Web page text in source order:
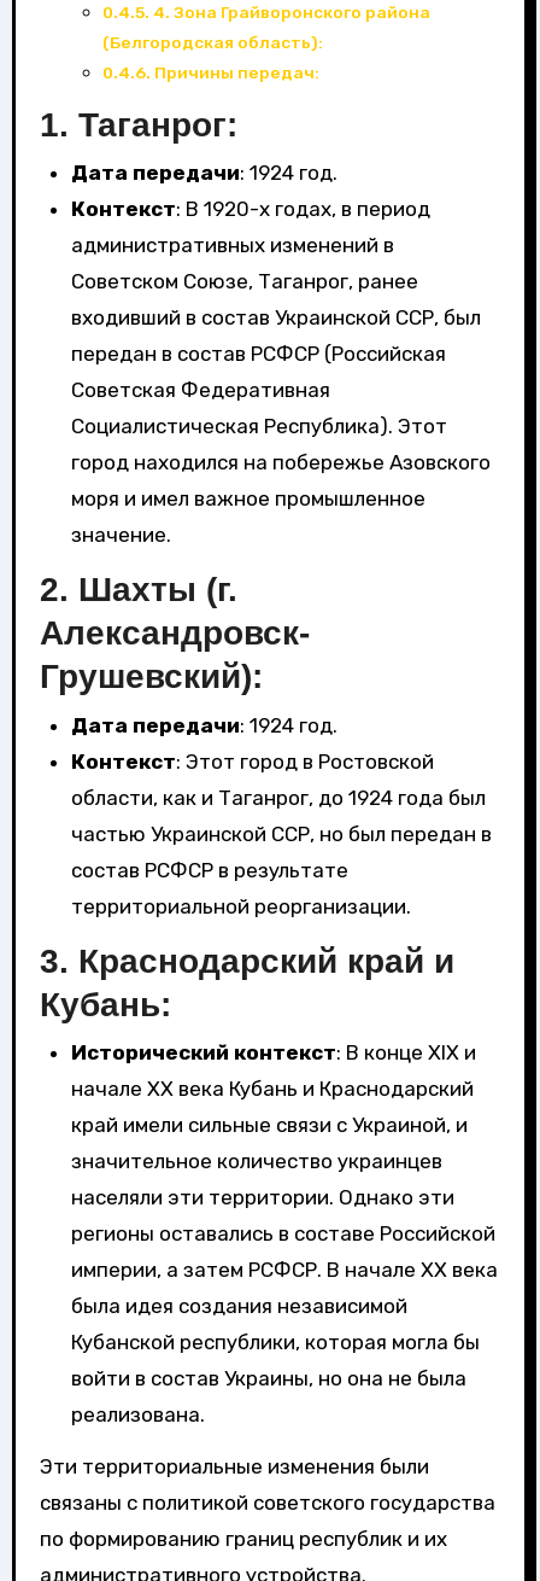
4. Зона Грайворонского района
(Белгородская область):
Причины передач:
1. Таганрог:
Дата передачи: 1924 год.
Контекст: В 1920-х годах, в период
административных изменений в
Советском Союзе, Таганрог, ранее
входивший в состав Украинской ССР, был
передан в состав РСФСР (Российская
Советская Федеративная
Социалистическая Республика). Этот
город находился на побережье Азовского
моря и имел важное промышленное
значение.
2. Шахты (г.
Александровск-
Грушевский):
Дата передачи: 1924 год.
Контекст: Этот город в Ростовской
области, как и Таганрог, до 1924 года был
частью Украинской ССР, но был передан в
состав РСФСР в результате
территориальной реорганизации.
3. Краснодарский край и
Кубань:
Исторический контекст: В конце XIX и
начале XX века Кубань и Краснодарский
край имели сильные связи с Украиной, и
значительное количество украинцев
населяли эти территории. Однако эти
регионы оставались в составе Российской
империи, а затем РСФСР. В начале XX века
была идея создания независимой
Кубанской республики, которая могла бы
войти в состав Украины, но она не была
реализована.
Эти территориальные изменения были
связаны с политикой советского государства
по формированию границ республик и их
административного устройства.